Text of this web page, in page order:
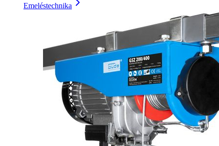
Emeléstechnika